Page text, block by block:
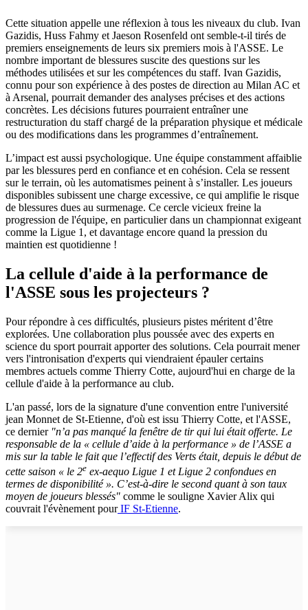
Cette situation appelle une réflexion à tous les niveaux du club. Ivan
Gazidis, Huss Fahmy et Jaeson Rosenfeld ont semble-t-il tirés de
premiers enseignements de leurs six premiers mois à l'ASSE. Le
nombre important de blessures suscite des questions sur les
méthodes utilisées et sur les compétences du staff. Ivan Gazidis,
connu pour son expérience à des postes de direction au Milan AC et
à Arsenal, pourrait demander des analyses précises et des actions
concrètes. Les décisions futures pourraient entraîner une
restructuration du staff chargé de la préparation physique et médicale
ou des modifications dans les programmes d’entraînement.
L’impact est aussi psychologique. Une équipe constamment affaiblie
par les blessures perd en confiance et en cohésion. Cela se ressent
sur le terrain, où les automatismes peinent à s’installer. Les joueurs
disponibles subissent une charge excessive, ce qui amplifie le risque
de blessures dues au surmenage. Ce cercle vicieux freine la
progression de l'équipe, en particulier dans un championnat exigeant
comme la Ligue 1, et davantage encore quand la pression du
maintien est quotidienne !
La cellule d'aide à la performance de
l'ASSE sous les projecteurs ?
Pour répondre à ces difficultés, plusieurs pistes méritent d’être
explorées. Une collaboration plus poussée avec des experts en
science du sport pourrait apporter des solutions. Cela pourrait mener
vers l'intronisation d'experts qui viendraient épauler certains
membres actuels comme Thierry Cotte, aujourd'hui en charge de la
cellule d'aide à la performance au club.
L'an passé, lors de la signature d'une convention entre l'université
jean Monnet de St-Etienne, d'où est issu Thierry Cotte, et l'ASSE,
ce dernier "n’a pas manqué la fenêtre de tir qui lui était offerte. Le
responsable de la « cellule d’aide à la performance » de l’ASSE a
mis sur la table le fait que l’effectif des Verts était, depuis le début de
cette saison « le 2e ex-aequo Ligue 1 et Ligue 2 confondues en
termes de disponibilité ». C’est-à-dire le second quant à son taux
moyen de joueurs blessés" comme le souligne Xavier Alix qui
couvrait l'évènement pourIF St-Etienne.